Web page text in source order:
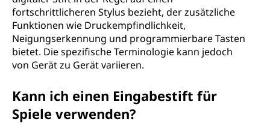
fortschrittlicheren Stylus bezieht, der zusätzliche
Funktionen wie Druckempfindlichkeit,
Neigungserkennung und programmierbare Tasten
bietet. Die spezifische Terminologie kann jedoch
von Gerät zu Gerät variieren.
Kann ich einen Eingabestift für
Spiele verwenden?